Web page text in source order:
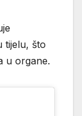
tijelu, što
u organe.